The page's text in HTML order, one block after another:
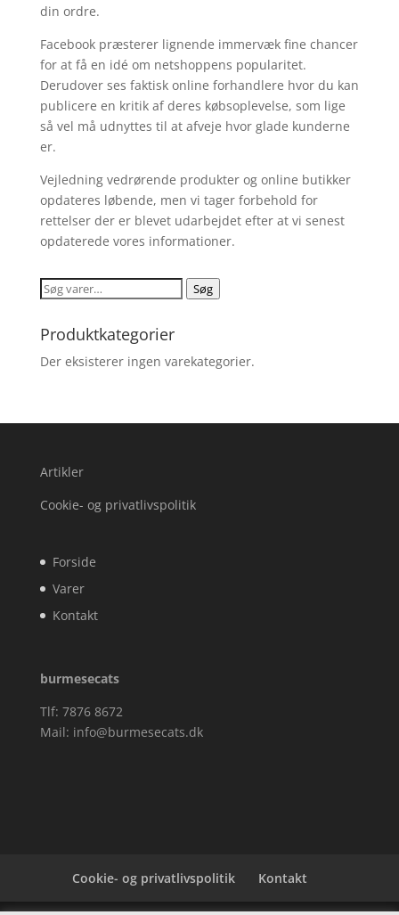
din ordre.
Facebook præsterer lignende immervæk fine chancer
for at få en idé om netshoppens popularitet.
Derudover ses faktisk online forhandlere hvor du kan
publicere en kritik af deres købsoplevelse, som lige
så vel må udnyttes til at afveje hvor glade kunderne
er.
Vejledning vedrørende produkter og online butikker
opdateres løbende, men vi tager forbehold for
rettelser der er blevet udarbejdet efter at vi senest
opdaterede vores informationer.
Søg
Søg
Produktkategorier
Der eksisterer ingen varekategorier.
Artikler
Cookie- og privatlivspolitik
Forside
Varer
Kontakt
burmesecats
Tlf: 7876 8672
Mail: info@burmesecats.dk
Cookie- og privatlivspolitik Kontakt